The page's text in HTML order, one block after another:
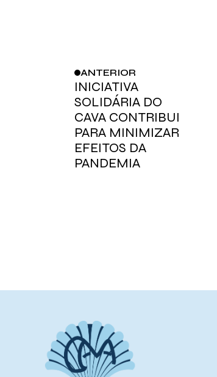
ANTERIOR
INICIATIVA
SOLIDÁRIA DO
CAVA CONTRIBUI
PARA MINIMIZAR
EFEITOS DA
PANDEMIA